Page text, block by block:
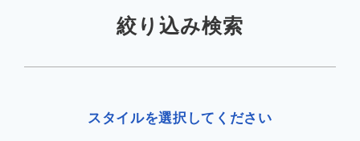
絞り込み検索
スタイルを選択してください